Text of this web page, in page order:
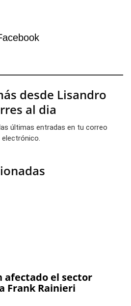
desde Lisandro
al dia
últimas entradas en tu correo
electrónico.
afectado el sector
Frank Rainieri